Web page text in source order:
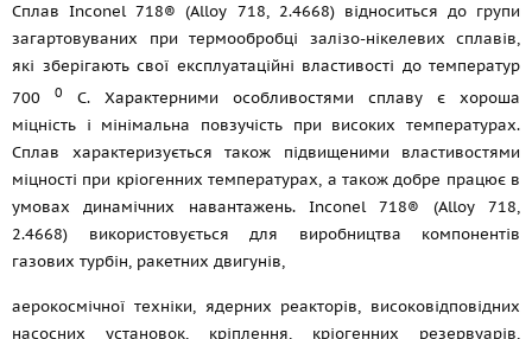
Сплав Inconel 718® (Alloy 718, 2.4668) відноситься до групи
загартовуваних при термообробці залізо-нікелевих сплавів,
які зберігають свої експлуатаційні властивості до температур
700
0
С. Характерними особливостями сплаву є хороша
міцність і мінімальна повзучість при високих температурах.
Сплав характеризується також підвищеними властивостями
міцності при кріогенних температурах, а також добре працює в
умовах динамічних навантажень. Inconel 718® (Alloy 718,
2.4668) використовується для виробництва компонентів
газових турбін, ракетних двигунів,
аерокосмічної техніки, ядерних реакторів, високовідповідних
насосних установок, кріплення, кріогенних резервуарів,